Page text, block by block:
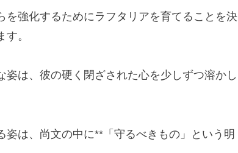
強化するためにラフタリアを育てることを決
。
は、彼の硬く閉ざされた心を少しずつ溶かし
は、尚文の中に**「守るべきもの」という明